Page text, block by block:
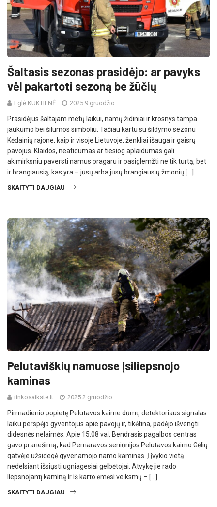
Šaltasis sezonas prasidėjo: ar pavyks
vėl pakartoti sezoną be žūčių
Eglė KUKTIENĖ 2025 9 gruodžio
Prasidėjus šaltajam metų laikui, namų židiniai ir krosnys tampa
jaukumo bei šilumos simboliu. Tačiau kartu su šildymo sezonu
Kėdainių rajone, kaip ir visoje Lietuvoje, ženkliai išauga ir gaisrų
pavojus. Klaidos, neatidumas ar tiesiog aplaidumas gali
akimirksniu paversti namus pragaru ir pasiglemžti ne tik turtą, bet
ir brangiausią, kas yra – jūsų arba jūsų brangiausių žmonių […]
SKAITYTI DAUGIAU
Pelutaviškių namuose įsiliepsnojo
kaminas
rinkosaikste.lt 2025 2 gruodžio
Pirmadienio popietę Pelutavos kaime dūmų detektoriaus signalas
laiku perspėjo gyventojus apie pavojų ir, tikėtina, padėjo išvengti
didesnės nelaimės. Apie 15.08 val. Bendrasis pagalbos centras
gavo pranešimą, kad Pernaravos seniūnijos Pelutavos kaimo Gėlių
gatvėje užsidegė gyvenamojo namo kaminas. Į įvykio vietą
nedelsiant išsiųsti ugniagesiai gelbėtojai. Atvykę jie rado
liepsnojantį kaminą ir iš karto ėmėsi veiksmų – […]
SKAITYTI DAUGIAU